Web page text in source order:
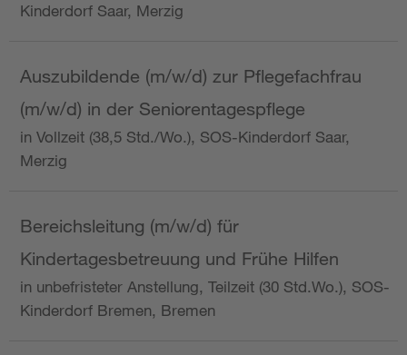
Kinderdorf Saar, Merzig
Auszubildende (m/w/d) zur Pflegefachfrau
(m/w/d) in der Seniorentagespflege
in Vollzeit (38,5 Std./Wo.), SOS-Kinderdorf Saar,
Merzig
Bereichsleitung (m/w/d) für
Kindertagesbetreuung und Frühe Hilfen
in unbefristeter Anstellung, Teilzeit (30 Std.Wo.), SOS-
Kinderdorf Bremen, Bremen